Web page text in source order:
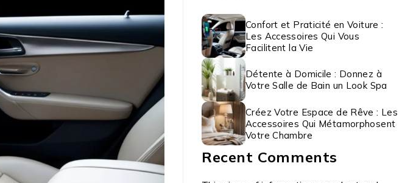
Confort et Praticité en Voiture :
Les Accessoires Qui Vous
Facilitent la Vie
Détente à Domicile : Donnez à
Votre Salle de Bain un Look Spa
Créez Votre Espace de Rêve : Les
Accessoires Qui Métamorphosent
Votre Chambre
Recent Comments